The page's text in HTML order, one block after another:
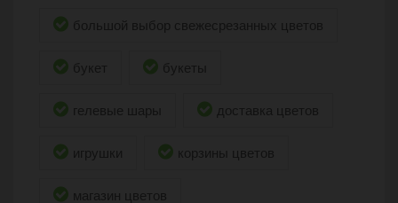
большой выбор свежесрезанных цветов
букет букеты
гелевые шары доставка цветов
игрушки корзины цветов
магазин цветов